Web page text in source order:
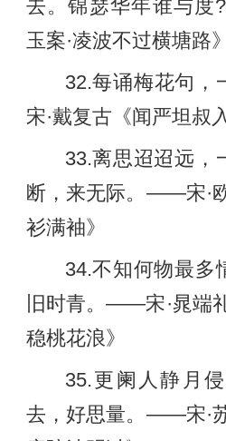
去。锦瑟华年谁与
玉案·凌波不过横塘路》
32.每诵梅花句
宋·戴复古《闻严坦叔
33.离思迢迢远，
断，来无际。——宋·
衫满袖》
34.不知何物最多
旧时青。——宋·晁端
稳桃花浪》
35.更阑人静月
去，好思量。——宋·